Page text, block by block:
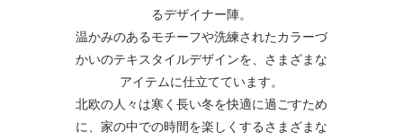
るデザイナー陣。
温かみのあるモチーフや洗練されたカラーづ
かいのテキスタイルデザインを、さまざまな
アイテムに仕立てています。
北欧の人々は寒く長い冬を快適に過ごすため
に、家の中での時間を楽しくするさまざまな